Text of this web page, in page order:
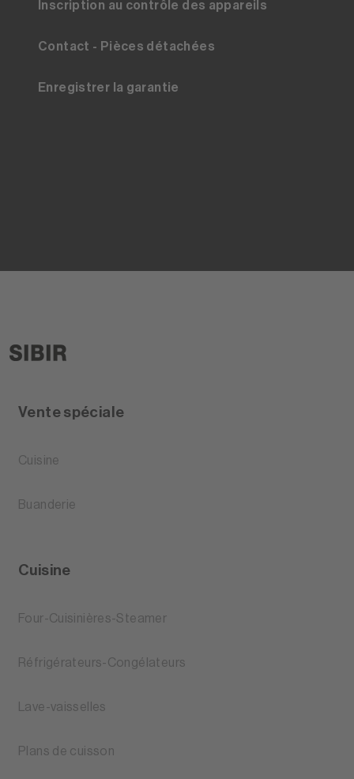
Inscription au contrôle des appareils
Contact - Pièces détachées
Enregistrer la garantie
Vente spéciale
Cuisine
Buanderie
Cuisine
Four-Cuisinières-Steamer
Réfrigérateurs-Congélateurs
Lave-vaisselles
Plans de cuisson